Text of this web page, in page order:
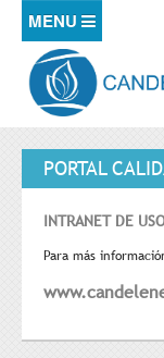
Pasar al contenido principal
INICIO
CONTACTO
PORTAL
INTRANET DE
Para más